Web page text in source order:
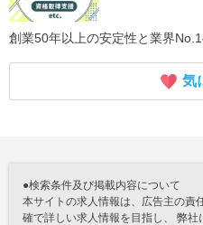
創業50年以上の安定性と業界
気
●検索条件及び掲載内容について
本サイトの求人情報は、広告主の責
確で詳しい求人情報を目指し、 弊